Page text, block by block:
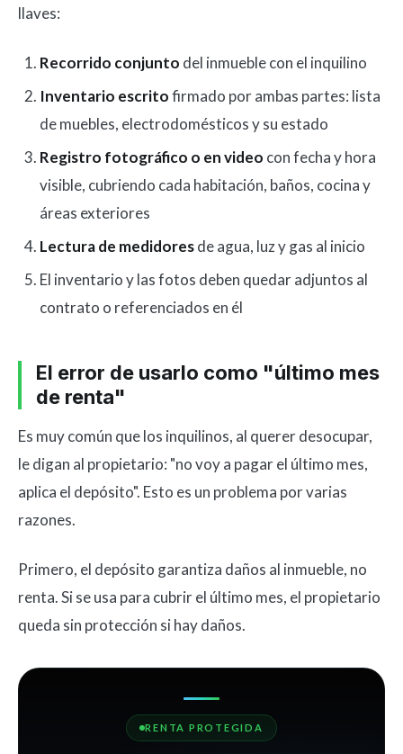
llaves:
Recorrido conjunto del inmueble con el inquilino
Inventario escritofirmado por ambas partes: lista
de muebles, electrodomésticos y su estado
Registro fotográfico o en video con fecha y hora
visible, cubriendo cada habitación, baños, cocina y
áreas exteriores
Lectura de medidoresde agua, luz y gas al inicio
El inventario y las fotos deben quedar adjuntos al
contrato o referenciados en él
El error de usarlo como "último mes
de renta"
Es muy común que los inquilinos, al querer desocupar,
le digan al propietario: "no voy a pagar el último mes,
aplica el depósito". Esto es un problema por varias
razones.
Primero, el depósito garantiza daños al inmueble, no
renta. Si se usa para cubrir el último mes, el propietario
queda sin protección si hay daños.
RENTA PROTEGIDA